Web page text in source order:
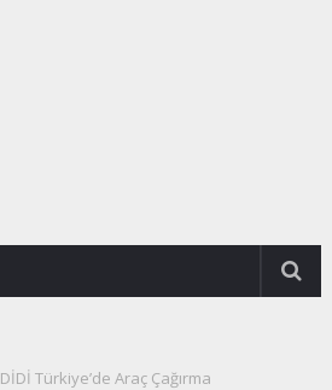
DİDİ Türkiye’de Araç Çağırma